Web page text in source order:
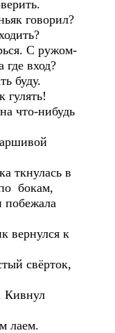
говорил?
С ружом-
где вход?
буду.
гулять!
что-нибудь
ткнулась в
бокам,
побежала
вернулся к
свёрток,
лаем.